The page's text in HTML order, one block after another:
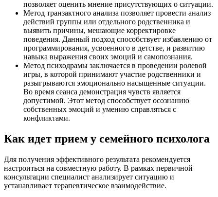
позволяет оценить мнение присутствующих о ситуации.
Метод транзактного анализа позволяет провести анализ
действий группы или отдельного родственника и
выявить причины, мешающие корректировке
поведения. Данный подход способствует избавлению от
программирования, усвоенного в детстве, и развитию
навыка выражения своих эмоций и самопознания.
Метод психодрамы заключается в проведении ролевой
игры, в которой принимают участие родственники и
разыгрываются эмоционально насыщенные ситуации.
Во время сеанса демонстрация чувств является
допустимой. Этот метод способствует осознанию
собственных эмоций и умению справляться с
конфликтами.
Как идет прием у семейного психолога
Для получения эффективного результата рекомендуется
настроиться на совместную работу. В рамках первичной
консультации специалист анализирует ситуацию и
устанавливает терапевтическое взаимодействие.